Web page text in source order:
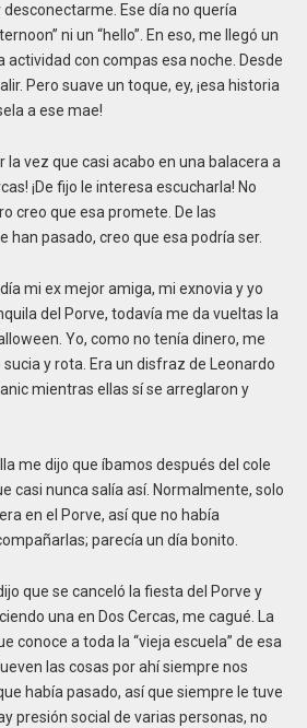
Ese día no quería
ni un “hello”. En eso, me llegó un
actividad con compas esa noche. Desde
Pero suave un toque, ey, ¡esa historia
a ese mae!
la vez que casi acabo en una balacera a
¡De fijo le interesa escucharla! No
creo que esa promete. De las
han pasado, creo que esa podría ser.
mi ex mejor amiga, mi exnovia y yo
del Porve, todavía me da vueltas la
Yo, como no tenía dinero, me
y rota. Era un disfraz de Leonardo
mientras ellas sí se arreglaron y
me dijo que íbamos después del cole
casi nunca salía así. Normalmente, solo
en el Porve, así que no había
parecía un día bonito.
que se canceló la fiesta del Porve y
una en Dos Cercas, me cagué. La
conoce a toda la “vieja escuela” de esa
las cosas por ahí siempre nos
había pasado, así que siempre le tuve
presión social de varias personas, no